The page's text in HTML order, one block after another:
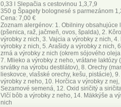
0,33 l Slepačia s cestovinou 1,3,7,9
350 g Špagety bolognesé s parmezánom
Cena: 7,00 €
Zoznam alergénov: 1. Obilniny obsahujúce
(pšenica, raž, jačmeň, ovos, špalda), 2.
výrobky z nich, 3. Vajcia a výrobky z nich, 4.
výrobky z nich, 5. Arašidy a výrobky z nich,
zrná a výrobky z nich (okrem sójového
7. Mlieko a výrobky z neho, vrátane laktózy
srvátky na výrobu destilátov), 8. Orechy
lieskovce, vlašské orechy, kešu, pistácie),
výrobky z neho, 10. Horčica v výrobky z nej,
Sezamové semená, 12. Oxid siričitý a
Vlčí bôb a výrobky z neho, 14. Mäkkýše a
nich